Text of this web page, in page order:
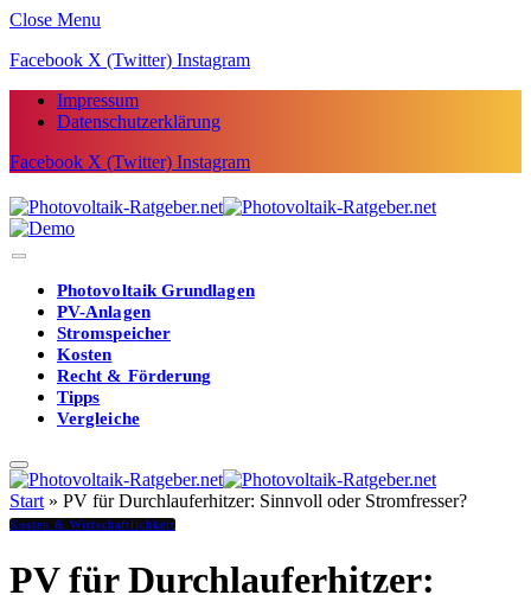
Close Menu
Facebook X (Twitter) Instagram
Impressum
Datenschutzerklärung
Facebook X (Twitter) Instagram
Photovoltaik Grundlagen
PV-Anlagen
Stromspeicher
Kosten
Recht & Förderung
Tipps
Vergleiche
Start » PV für Durchlauferhitzer: Sinnvoll oder Stromfresser?
Kosten & Wirtschaftlichkeit
PV für Durchlauferhitzer: